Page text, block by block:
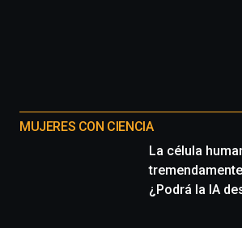
MUJERES CON CIENCIA
La célula
¿Podrá la IA